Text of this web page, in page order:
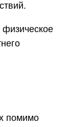
помимо